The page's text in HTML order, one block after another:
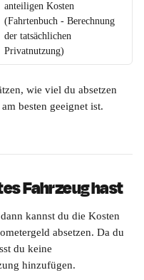
anteiligen Kosten
(Fahrtenbuch - Berechnung
der tatsächlichen
Privatnutzung)
wie viel du absetzen
besten geeignet ist.
Fahrzeug hast
kannst du die Kosten
absetzen. Da du
du keine
hinzufügen.